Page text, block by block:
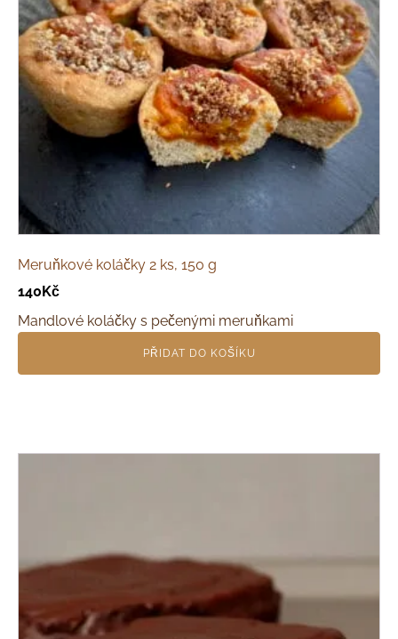
Meruňkové koláčky 2 ks, 150 g
140Kč
Mandlové koláčky s pečenými meruňkami
PŘIDAT DO KOŠÍKU